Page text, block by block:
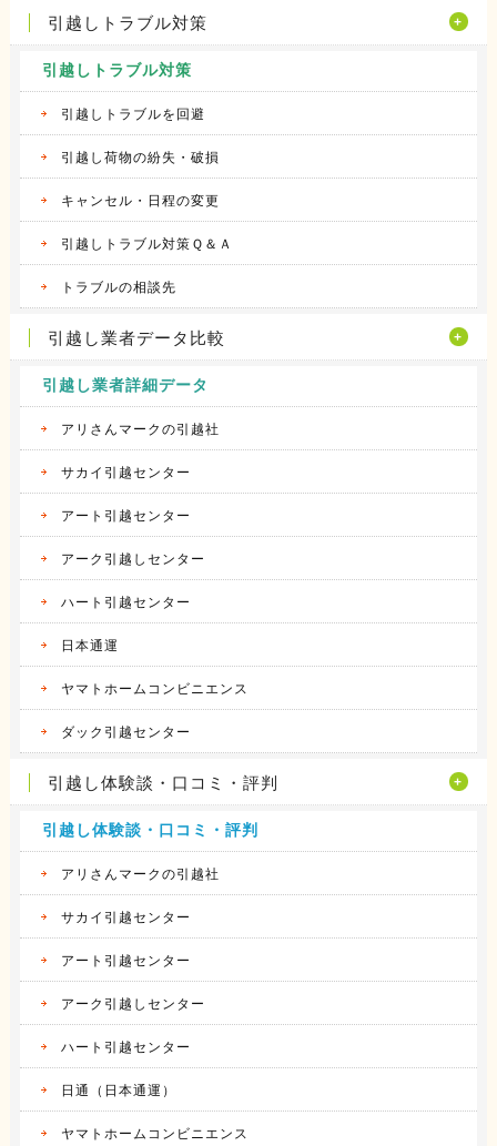
引越しトラブル対策
引越しトラブル対策
引越しトラブルを回避
引越し荷物の紛失・破損
キャンセル・日程の変更
引越しトラブル対策Ｑ＆Ａ
トラブルの相談先
引越し業者データ比較
引越し業者詳細データ
アリさんマークの引越社
サカイ引越センター
アート引越センター
アーク引越しセンター
ハート引越センター
日本通運
ヤマトホームコンビニエンス
ダック引越センター
引越し体験談・口コミ・評判
引越し体験談・口コミ・評判
アリさんマークの引越社
サカイ引越センター
アート引越センター
アーク引越しセンター
ハート引越センター
日通（日本通運）
ヤマトホームコンビニエンス